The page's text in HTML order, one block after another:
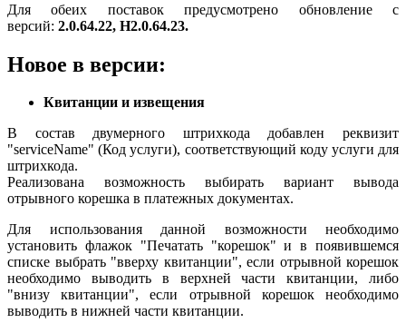
Для обеих поставок предусмотрено обновление с
версий: 2.0.64.22, Н2.0.64.23.
Новое в версии:
Квитанции и извещения
В состав двумерного штрихкода добавлен реквизит
"serviceName" (Код услуги), соответствующий коду услуги для
штрихкода.
Реализована возможность выбирать вариант вывода
отрывного корешка в платежных документах.
Для использования данной возможности необходимо
установить флажок "Печатать "корешок" и в появившемся
списке выбрать "вверху квитанции", если отрывной корешок
необходимо выводить в верхней части квитанции, либо
"внизу квитанции", если отрывной корешок необходимо
выводить в нижней части квитанции.